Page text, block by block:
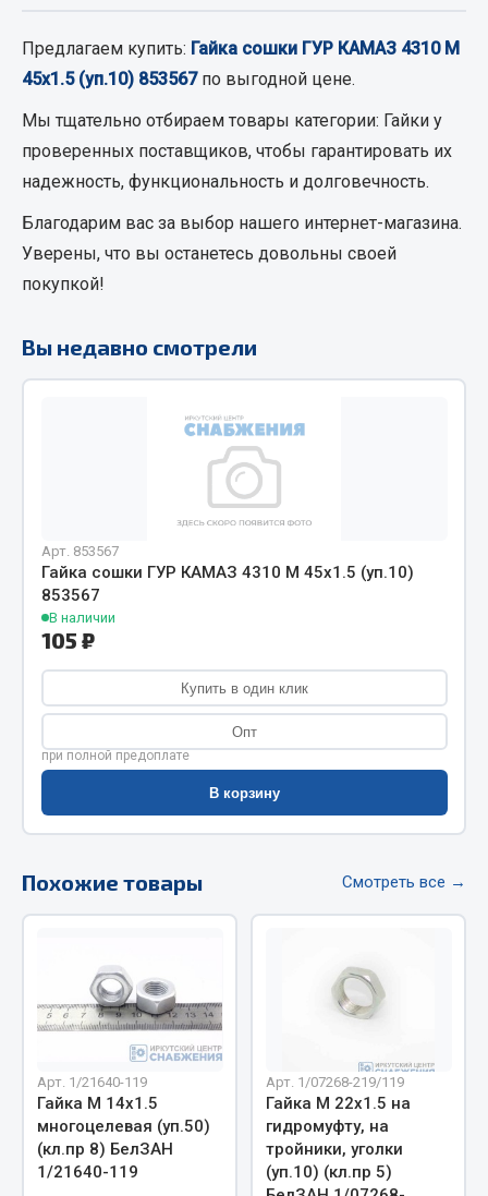
Весь раздел
МЕТИЗЫ
Болты
Гайки
Пресс-масленки
Хомуты
Соединительные элементы
Camozzi
Адаптеры и переходники
Тройники
Трубки, муфты, гайки
Штуцеры
Инструмент
Измерительный инструмент
Крепежный инструмент
Режущий инструмент
Силовое оборудование
Слесарный инструмент
Столярный инструмент
Показать ещё
Предлагаем купить: Гайка сошки ГУР КАМАЗ 4310 М
45х1.5 (уп.10) 853567по выгодной цене.
Мы тщательно отбираем товары категории: Гайки у
проверенных поставщиков, чтобы гарантировать их
надежность, функциональность и долговечность.
Благодарим вас за выбор нашего интернет-магазина.
Уверены, что вы останетесь довольны своей
покупкой!
Вы недавно смотрели
Арт. 853567
Гайка сошки ГУР КАМАЗ 4310 М 45х1.5 (уп.10)
853567
В наличии
105 ₽
Купить в один клик
Опт
при полной предоплате
В корзину
Похожие товары Смотреть все →
Арт. 1/21640-119
Гайка М 14х1.5
многоцелевая (уп.50)
(кл.пр 8) БелЗАН
1/21640-119
Арт. 1/07268-219/119
Гайка М 22х1.5 на
гидромуфту, на
тройники, уголки
(уп.10) (кл.пр 5)